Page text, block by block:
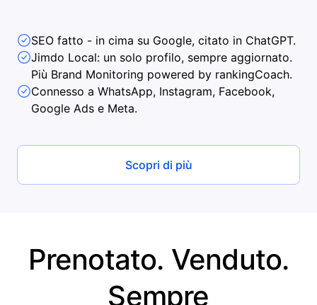
SEO fatto - in cima su Google, citato in ChatGPT.
Jimdo Local: un solo profilo, sempre aggiornato.
Più Brand Monitoring powered by rankingCoach.
Connesso a WhatsApp, Instagram, Facebook,
Google Ads e Meta.
Scopri di più
Prenotato. Venduto.
Sempre